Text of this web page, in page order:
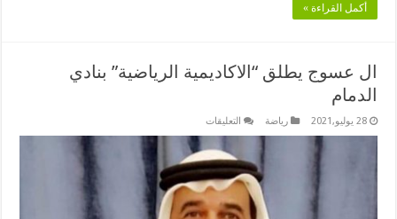
أكمل القراءة »
ال عسوج يطلق “الاكاديمية الرياضية” بنادي
الدمام
28 يوليو,2021 رياضة التعليقاتعلى
عسوج
يطلق
“الاكاديمية
الرياضية”
بنادي
الدمام
مغلقة